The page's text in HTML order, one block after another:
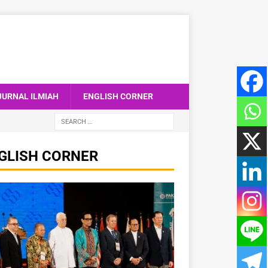
ILMIAH ENGLISH CORNER
CORNER